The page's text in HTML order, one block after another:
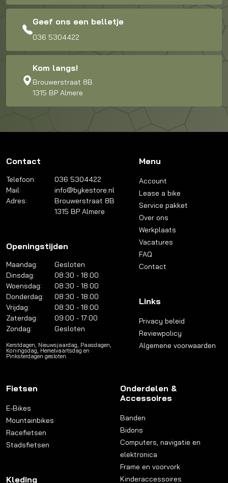
Geef ons een belletje
036 5304422
Kom langs!
Brouwerstraat 8B
1315 BP Almere
Contact
Telefoon:
036 5304422
Mail:
info@bykestore.nl
Adres:
Brouwerstraat 8B
1315 BP Almere
Openingstijden
Maandag:
Gesloten
Dinsdag:
08:30 - 18:00
Woensdag:
08:30 - 18:00
Donderdag:
08:30 - 18:00
Vrijdag:
08:30 - 18:00
Zaterdag:
09:00 - 17:00
Zondag:
Gesloten
Kerstdagen, Nieuwsjaardag, Paasdagen,
Koningsdag, Hemelvaartsdag en
Pinksterdagen gesloten.
Menu
Account
Lease a bike
Service pakket
Over ons
Werkplaats
Vacatures
FAQ
Contact
Links
Privacy beleid
Reviewpolicy
Algemene voorwaarden
Fietsen
E-Bikes
Mountainbikes
Racefietsen
Stadsfietsen
Kleding
Onderdelen &
Accessoires
Banden
Bidons
Computers, navigatie en
elektronica
Frame en voorvork
Kinderaccessoires